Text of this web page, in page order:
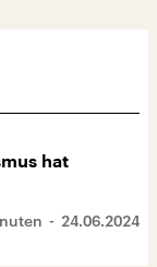
hat
24.06.2024